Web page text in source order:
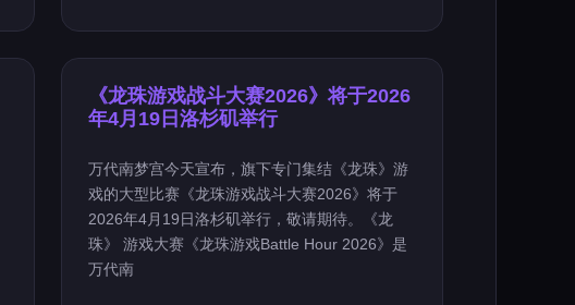
《龙珠游戏战斗大赛2026》将于2026
年4月19日洛杉矶举行
万代南梦宫今天宣布，旗下专门集结《龙珠》游
戏的大型比赛《龙珠游戏战斗大赛2026》将于
2026年4月19日洛杉矶举行，敬请期待。《龙
珠》 游戏大赛《龙珠游戏Battle Hour 2026》是
万代南